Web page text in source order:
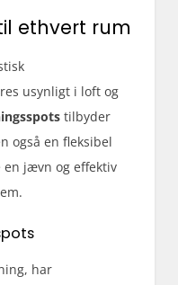
ethvert rum
usynligt i loft og
tilbyder
også en fleksibel
en jævn og effektiv
har